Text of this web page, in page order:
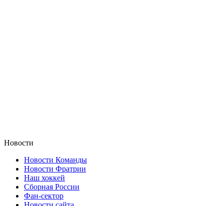
Новости
Новости Команды
Новости Фратрии
Наш хоккей
Сборная России
Фан-cектор